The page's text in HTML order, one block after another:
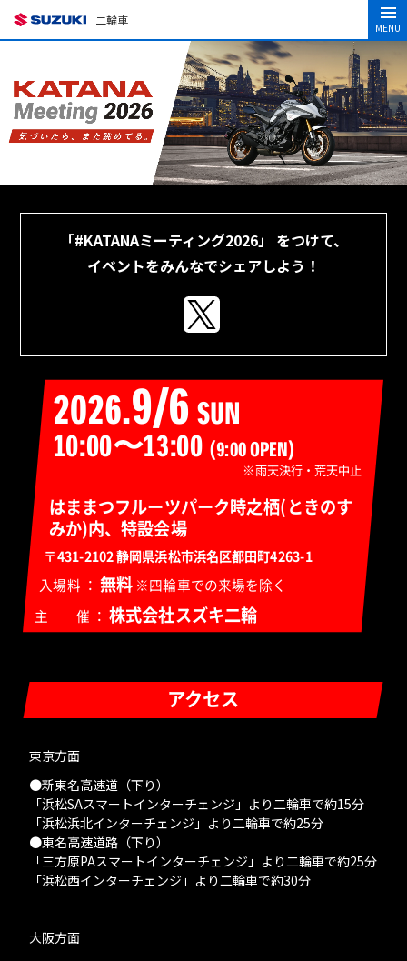
二輪車
MENU
「#KATANAミーティング2026」 をつけて、
イベントをみんなでシェアしよう！
2026.9/6 SUN
10:00〜13:00(9:00 OPEN)
※雨天決行・荒天中止
はままつフルーツパーク時之栖(ときのす
みか)内、特設会場
〒431-2102 静岡県浜松市浜名区都田町4263-1
入場料 ：無料 ※四輪車での来場を除く
主 催 ：株式会社スズキ二輪
アクセス
東京方面
●新東名高速道（下り）
「浜松SAスマートインターチェンジ」より二輪車で約15分
「浜松浜北インターチェンジ」より二輪車で約25分
●東名高速道路（下り）
「三方原PAスマートインターチェンジ」より二輪車で約25分
「浜松西インターチェンジ」より二輪車で約30分
大阪方面